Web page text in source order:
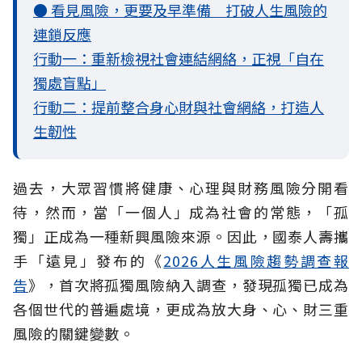
● 看見風險，更要及早準備 打破人生風險的
連鎖反應
行動一：重新檢視社會連結網絡，正視「自在
獨處盲點」
行動二：提前整合身心財與社會網絡，打造人
生韌性
過去，大眾習慣將健康、心理與財務風險分開看
待，然而，當「一個人」成為社會的常態，「孤
獨」正成為一種新興風險來源。因此，國泰人壽攜
手「遠見」發布的《2026人生風險趨勢調查報
告》，首次將孤獨風險納入調查，發現孤獨已成為
各個世代的普遍處境，更成為放大身、心、財三重
風險的關鍵變數。